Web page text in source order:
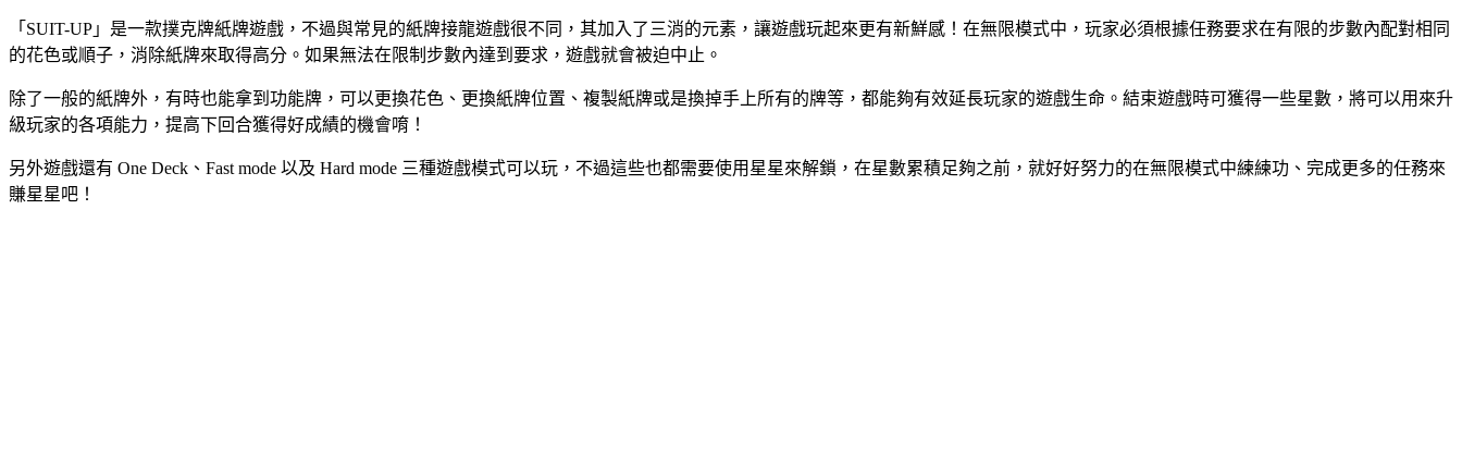
「SUIT-UP」是一款撲克牌紙牌遊戲，不過與常見的紙牌接龍遊戲很不同，其加入了三消的元素，讓遊戲玩起來更有新鮮感！在無限模式中，玩家必須根據任務要求在有限的步數內配對相同
的花色或順子，消除紙牌來取得高分。如果無法在限制步數內達到要求，遊戲就會被迫中止。
除了一般的紙牌外，有時也能拿到功能牌，可以更換花色、更換紙牌位置、複製紙牌或是換掉手上所有的牌等，都能夠有效延長玩家的遊戲生命。結束遊戲時可獲得一些星數，將可以用來升
級玩家的各項能力，提高下回合獲得好成績的機會唷！
另外遊戲還有 One Deck、Fast mode 以及 Hard mode 三種遊戲模式可以玩，不過這些也都需要使用星星來解鎖，在星數累積足夠之前，就好好努力的在無限模式中練練功、完成更多的任務來
賺星星吧！